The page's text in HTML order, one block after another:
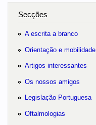
Secções
A escrita a branco
Orientação e mobilidade
Artigos interessantes
Os nossos amigos
Legislação Portuguesa
Oftalmologias